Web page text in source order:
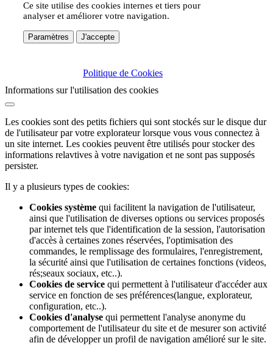
Ce site utilise des cookies internes et tiers pour
analyser et améliorer votre navigation.
Paramètres J'accepte
Politique de Cookies
Informations sur l'utilisation des cookies
Les cookies sont des petits fichiers qui sont stockés sur le disque dur
de l'utilisateur par votre explorateur lorsque vous vous connectez à
un site internet. Les cookies peuvent être utilisés pour stocker des
informations relavtives à votre navigation et ne sont pas supposés
persister.
Il y a plusieurs types de cookies:
Cookies système qui facilitent la navigation de l'utilisateur,
ainsi que l'utilisation de diverses options ou services proposés
par internet tels que l'identification de la session, l'autorisation
d'accès à certaines zones réservées, l'optimisation des
commandes, le remplissage des formulaires, l'enregistrement,
la sécurité ainsi que l'utilisation de certaines fonctions (videos,
rés;seaux sociaux, etc..).
Cookies de service qui permettent à l'utilisateur d'accéder aux
service en fonction de ses préférences(langue, explorateur,
configuration, etc..).
Cookies d'analyse qui permettent l'analyse anonyme du
comportement de l'utilisateur du site et de mesurer son activité
afin de développer un profil de navigation amélioré sur le site.